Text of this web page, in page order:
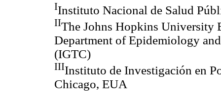
IInstituto Nacional de Salud
IIThe Johns Hopkins University
Department of Epidemiology
(IGTC)
IIIInstituto de Investigación en
Chicago, EUA